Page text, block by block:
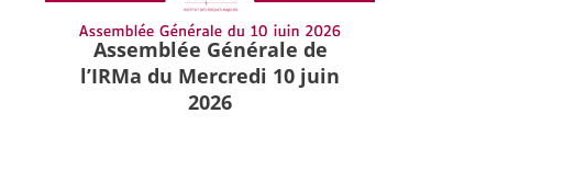
Assemblée Générale de
l’IRMa du Mercredi 10 juin
2026